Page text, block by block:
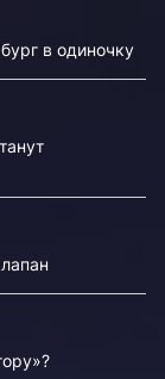
в одиночку